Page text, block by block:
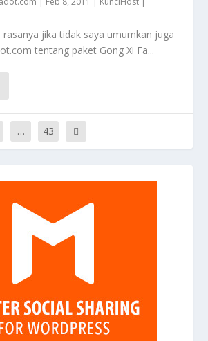
rasanya jika tidak saya umumkan juga
tentang paket Gong Xi Fa...
… 43